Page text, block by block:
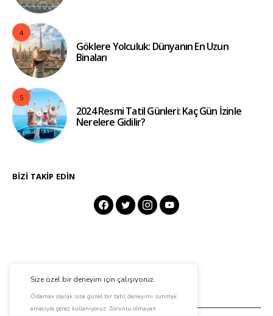
4
Göklere Yolculuk: Dünyanın En Uzun
Binaları
5
2024 Resmi Tatil Günleri: Kaç Gün İzinle
Nerelere Gidilir?
BIZI TAKIP EDIN